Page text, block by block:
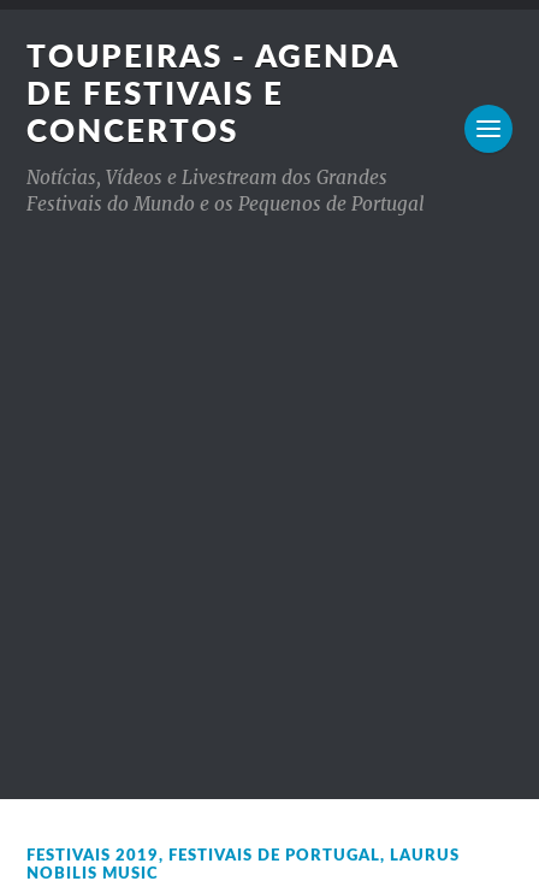
TOUPEIRAS - AGENDA
DE FESTIVAIS E
CONCERTOS
Notícias, Vídeos e Livestream dos Grandes
Festivais do Mundo e os Pequenos de Portugal
FESTIVAIS 2019, FESTIVAIS DE PORTUGAL,
LAURUS
NOBILIS MUSIC